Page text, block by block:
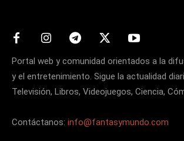
Portal web y comunidad orientados a la
y el entretenimiento. Sigue la actualidad
Televisión, Libros, Videojuegos, Ciencia,
Contáctanos: info@fantasymundo.com